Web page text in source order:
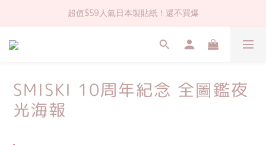
社群大人氣！各種有趣的打洞器
超值$59人氣日本製貼紙！還不買爆
全店$1500免運(台灣地區)
SMISKI 10周年紀念 全圖鑑夜
光海報